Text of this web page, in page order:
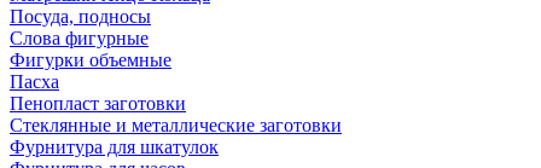
Посуда, подносы
Слова фигурные
Фигурки объемные
Пасха
Пенопласт заготовки
Стеклянные и металлические заготовки
Фурнитура для шкатулок